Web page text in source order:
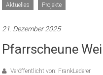
Aktuelles Projekte
21. Dezember 2025
Pfarrscheune
Veröffentlicht von: FrankLederer